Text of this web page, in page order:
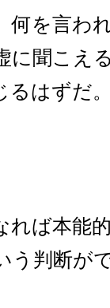
何を言わ
に聞こえ
るはずだ
れば本能
う判断が